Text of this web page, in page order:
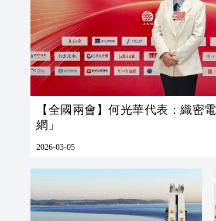
【全國兩會】何光華代表：織密
網」
2026-03-05